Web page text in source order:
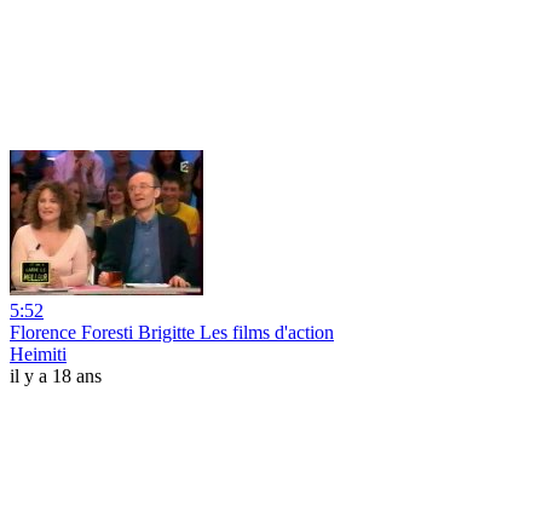
5:52
Florence Foresti Brigitte Les films d'action
Heimiti
il y a 18 ans